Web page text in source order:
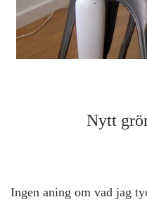
Nytt
Ingen aning om vad jag